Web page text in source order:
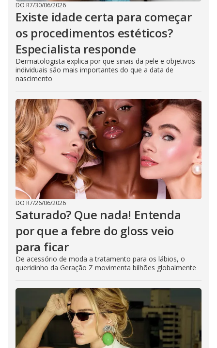
DO R7/30/06/2026
Existe idade certa para começar
os procedimentos estéticos?
Especialista responde
Dermatologista explica por que sinais da pele e objetivos
individuais são mais importantes do que a data de
nascimento
DO R7/26/06/2026
Saturado? Que nada! Entenda
por que a febre do gloss veio
para ficar
De acessório de moda a tratamento para os lábios, o
queridinho da Geração Z movimenta bilhões globalmente